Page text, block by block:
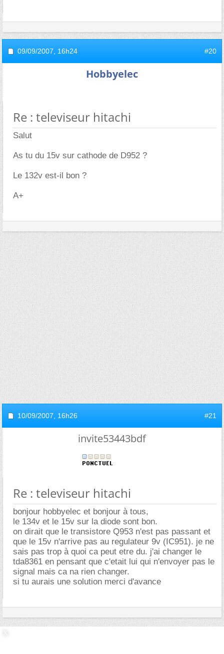
09/09/2007, 16h24 #20
Hobbyelec
Re : televiseur hitachi
Salut
As tu du 15v sur cathode de D952 ?
Le 132v est-il bon ?
A+
10/09/2007, 16h26 #21
invite53443bdf
Re : televiseur hitachi
bonjour hobbyelec et bonjour à tous,
le 134v et le 15v sur la diode sont bon.
on dirait que le transistore Q953 n'est pas passant et
que le 15v n'arrive pas au regulateur 9v (IC951). je ne
sais pas trop à quoi ca peut etre du. j'ai changer le
tda8361 en pensant que c'etait lui qui n'envoyer pas le
signal mais ca na rien changer.
si tu aurais une solution merci d'avance